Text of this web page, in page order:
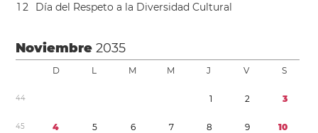
1 2 Día del Respeto a la Diversidad Cultural
Noviembre2035
D L M M J V S
44 1 2 3
45 4 5 6 7 8 9 10